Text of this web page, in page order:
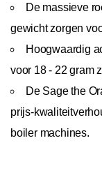
De massieve
gewicht zorgen
Hoogwaardig
voor 18 - 22 gram
De Sage the
prijs-
boiler machines.